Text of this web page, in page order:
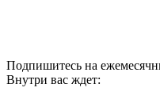
Подпишитесь на
Внутри вас ждет: